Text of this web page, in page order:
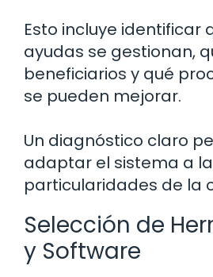
Esto incluye identificar
ayudas se gestionan,
beneficiarios y qué
se pueden mejorar.
Un diagnóstico claro
adaptar el sistema a
particularidades de la
Selección de
y Software